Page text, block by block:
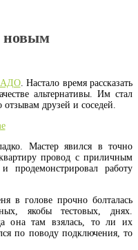
новым
. Настало время рассказать
альтернативы. Им стал
друзей и соседей.
Мастер явился в точно
провод с приличным
продемонстрировал работу
в голове прочно болталась
якобы тестовых, днях.
она там взялась, то ли их
по поводу подключения, то